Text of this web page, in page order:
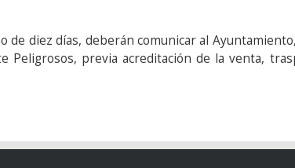
diez días, deberán comunicar al
previa acreditación de la venta,